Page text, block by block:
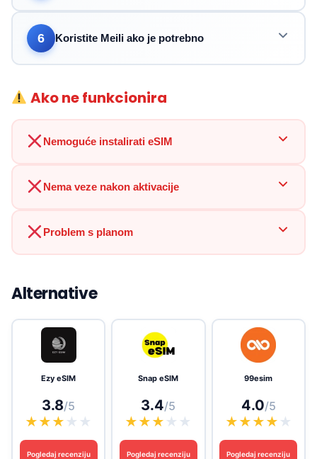
6 Koristite Meili ako je potrebno
Ako ne funkcionira
Nemoguće instalirati eSIM
Nema veze nakon aktivacije
Problem s planom
Alternative
Ezy eSIM
3.8/5
★★★ ★ ★
Pogledaj recenziju
Snap eSIM
3.4/5
★★★ ★ ★
Pogledaj recenziju
99esim
4.0/5
★★★★ ★
Pogledaj recenziju